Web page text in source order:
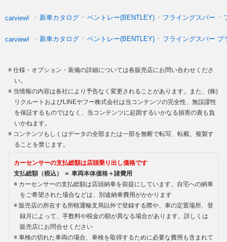
carview! 新車カタログ ベントレー(BENTLEY) フライングスパー
carview! 新車カタログ ベントレー(BENTLEY) フライングスパー プ
仕様・オプション・装備の詳細については各販売店にお問い合わせくださ
い。
当情報の内容は各社により予告なく変更されることがあります。また、(株)
リクルートおよびLINEヤフー株式会社は当コンテンツの完全性、無誤謬性
を保証するものではなく、当コンテンツに起因するいかなる損害の責も負
いかねます。
コンテンツもしくはデータの全部または一部を無断で転写、転載、複製す
ることを禁じます。
カーセンサーの支払総額は店頭乗り出し価格です
支払総額（税込） ＝ 車両本体価格＋諸費用
カーセンサーの支払総額は店頭納車を前提にしています。自宅への納車
をご希望された場合などは、別途納車費用がかかります
販売店の所在する所轄運輸支局以外で登録する際や、車の定置場所、登
録月によって、手数料や税金の額が異なる場合があります。詳しくは
販売店にお問合せください
車検の切れた車両の場合、車検を取得するために必要な費用も含まれて